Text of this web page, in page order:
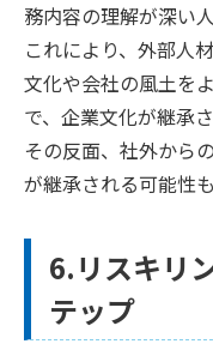
務内容の理解が深い
これにより、外部人
文化や会社の風土を
で、企業文化が継承
その反面、社外から
が継承される可能性
6.リスキリ
テップ